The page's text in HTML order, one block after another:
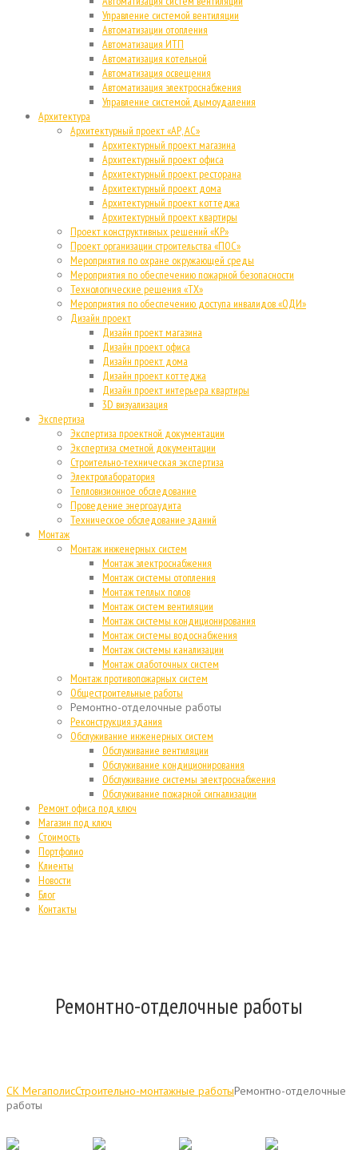
Управление системой вентиляции
Автоматизации отопления
Автоматизация ИТП
Автоматизация котельной
Автоматизация освещения
Автоматизация электроснабжения
Управление системой дымоудаления
Архитектура
Архитектурный проект «АР, АС»
Архитектурный проект магазина
Архитектурный проект офиса
Архитектурный проект ресторана
Архитектурный проект дома
Архитектурный проект коттеджа
Архитектурный проект квартиры
Проект конструктивных решений «КР»
Проект организации строительства «ПОС»
Мероприятия по охране окружающей среды
Мероприятия по обеспечению пожарной безопасности
Технологические решения «ТХ»
Мероприятия по обеспечению доступа инвалидов «ОДИ»
Дизайн проект
Дизайн проект магазина
Дизайн проект офиса
Дизайн проект дома
Дизайн проект коттеджа
Дизайн проект интерьера квартиры
3D визуализация
Экспертиза
Экспертиза проектной документации
Экспертиза сметной документации
Строительно-техническая экспертиза
Электролаборатория
Тепловизионное обследование
Проведение энергоаудита
Техническое обследование зданий
Монтаж
Монтаж инженерных систем
Монтаж электроснабжения
Монтаж системы отопления
Монтаж теплых полов
Монтаж систем вентиляции
Монтаж системы кондиционирования
Монтаж системы водоснабжения
Монтаж системы канализации
Монтаж слаботочных систем
Монтаж противопожарных систем
Общестроительные работы
Ремонтно-отделочные работы
Реконструкция здания
Обслуживание инженерных систем
Обслуживание вентиляции
Обслуживание кондиционирования
Обслуживание системы электроснабжения
Обслуживание пожарной сигнализации
Ремонт офиса под ключ
Магазин под ключ
Стоимость
Портфолио
Клиенты
Новости
Блог
Контакты
Ремонтно-отделочные работы
СК МегаполисСтроительно-монтажные работыРемонтно-отделочные
работы